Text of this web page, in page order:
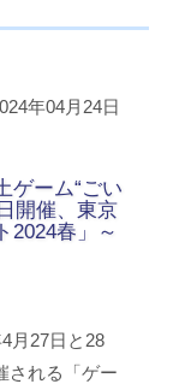
年04月24日
ゲーム“ごい
開催、東京
2024春」～
月27日と28
される「ゲー